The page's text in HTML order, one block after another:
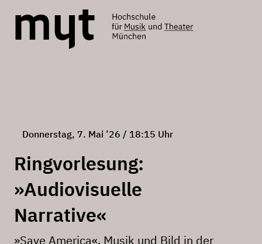
Donnerstag, 7. Mai ’26 / 18:15 Uhr
Ringvorlesung:
»Audiovisuelle
Narrative«
»Save America«. Musik und Bild in der